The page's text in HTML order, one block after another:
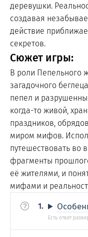
деревушки.
создавая
действие
секретов.
Сюжет игры:
В роли Пепельного
загадочного
пепел и
когда-то живой,
праздников,
миром мифов.
путешествовать во
фрагменты
её жителями, и
мифами и